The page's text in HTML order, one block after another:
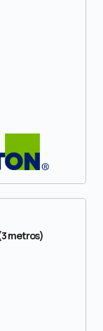
metros)